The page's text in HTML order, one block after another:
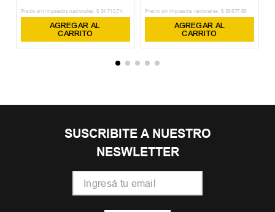
Precio sin impuestos nacionales: $ 34 .710,74
AGREGAR AL
CARRITO
Precio sin impuestos nacionales: $ 38.677,69
AGREGAR AL
CARRITO
SUSCRIBITE A NUESTRO
NESWLETTER